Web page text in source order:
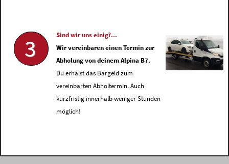
3
Sind wir uns einig?...
Wir vereinbaren einen Termin zur
Abholung von deinem Alpina B7.
Du erhälst das Bargeld zum
vereinbarten Abholtermin. Auch
kurzfristig innerhalb weniger Stunden
möglich!